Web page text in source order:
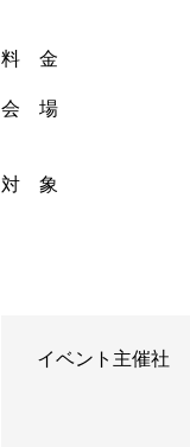
料 金
会 場
対 象
イベント主催社